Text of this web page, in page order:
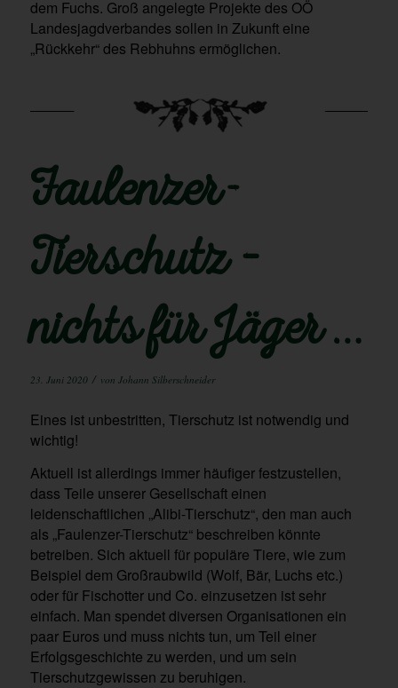
dem Fuchs. Groß angelegte Projekte des OÖ
Landesjagdverbandes sollen in Zukunft eine
„Rückkehr“ des Rebhuhns ermöglichen.
Faulenzer-
Tierschutz –
nichts für Jäger …
23. Juni 2020 / von Johann Silberschneider
Eines ist unbestritten, Tierschutz ist notwendig und
wichtig!
Aktuell ist allerdings immer häufiger festzustellen,
dass Teile unserer Gesellschaft einen
leidenschaftlichen „Alibi-Tierschutz“, den man auch
als „Faulenzer-Tierschutz“ beschreiben könnte
betreiben. Sich aktuell für populäre Tiere, wie zum
Beispiel dem Großraubwild (Wolf, Bär, Luchs etc.)
oder für Fischotter und Co. einzusetzen ist sehr
einfach. Man spendet diversen Organisationen ein
paar Euros und muss nichts tun, um Teil einer
Erfolgsgeschichte zu werden, und um sein
Tierschutzgewissen zu beruhigen.